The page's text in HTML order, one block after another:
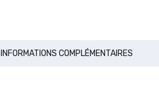
INFORMATIONS COMPLÉMENTAIRES